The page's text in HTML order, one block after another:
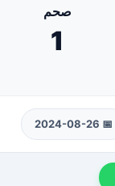
صحم
1
📅 2024-08-26